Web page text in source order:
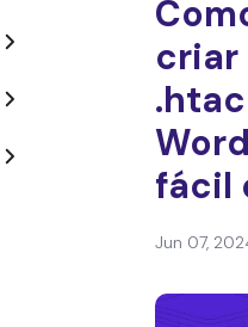
criar
fácil
Jun 07,